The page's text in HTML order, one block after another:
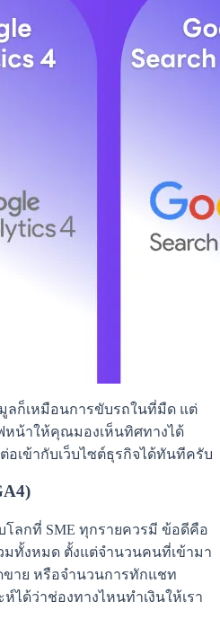
ลก็เหมือนการขับรถในที่มืด แต่
หน้าให้คุณมองเห็นทิศทางได้
อเข้ากับเว็บไซต์ธุรกิจได้ทันทีครับ
ลกที่ SME ทุกรายควรมี ข้อดีคือ
มทั้งหมด ตั้งแต่จำนวนคนที่เข้ามา
ขาย หรือจำนวนการทักแชท
ห์ได้ว่าช่องทางไหนทำเงินให้เรา